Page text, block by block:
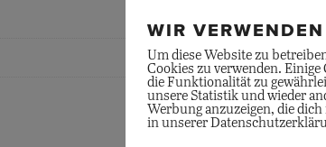
WIR
Um diese Website zu
Cookies zu verwenden.
die Funktionalität zu
unsere Statistik und wieder
Werbung anzuzeigen, die
in unserer